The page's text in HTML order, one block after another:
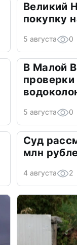
Великий
покупку
5 августа 0
В Малой
5 августа 0
Суд
млн
4 августа 2